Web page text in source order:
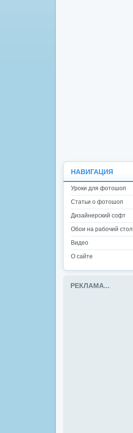
НАВИГАЦИЯ
Уроки для фотошоп
Статьи о фотошоп
Дизайнерский софт
Обои на рабочий стол
Видео
О сайте
РЕКЛАМА...